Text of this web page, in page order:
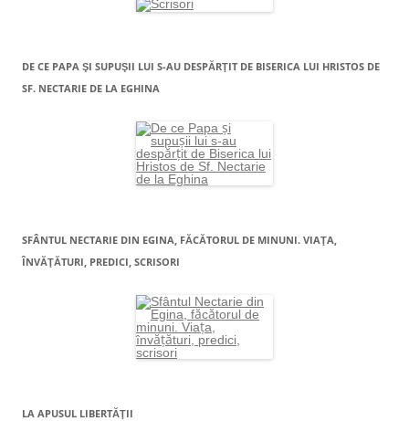
DE CE PAPA ŞI SUPUŞII LUI S-AU DESPĂRŢIT DE BISERICA LUI HRISTOS DE
SF. NECTARIE DE LA EGHINA
SFÂNTUL NECTARIE DIN EGINA, FĂCĂTORUL DE MINUNI. VIAŢA,
ÎNVĂŢĂTURI, PREDICI, SCRISORI
LA APUSUL LIBERTĂŢII